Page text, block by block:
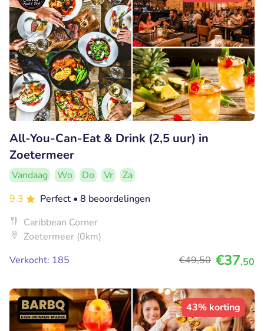
All-You-Can-Eat & Drink (2,5 uur) in
Zoetermeer
Vandaag Wo Do Vr
Za
9.3
Perfect • 8 beoordelingen
Caribbean Corner
Zoetermeer (0km)
Verkocht: 185
€49,50 €37,50
43% korting